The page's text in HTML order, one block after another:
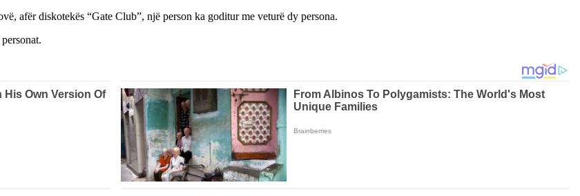
afër diskotekës “Gate Club”, një person ka goditur me veturë dy persona.